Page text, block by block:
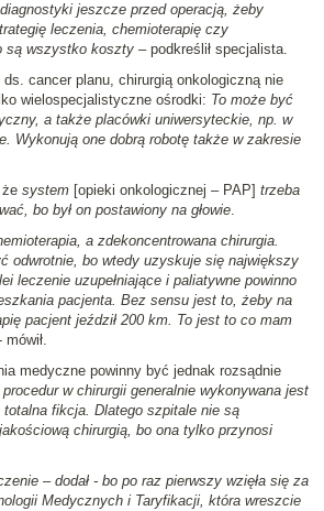
jeszcze przed operacją, żeby
leczenia, chemioterapię czy
są wszystko koszty – podkreślił specjalista.
ds. cancer planu, chirurgią onkologiczną nie
wielospecjalistyczne ośrodki: To może być
a także placówki uniwersyteckie, np. w
Wykonują one dobrą robotę także w zakresie
system [opieki onkologicznej – PAP] trzeba
bo był on postawiony na głowie.
a zdekoncentrowana chirurgia.
odwrotnie, bo wtedy uzyskuje się największy
leczenie uzupełniające i paliatywne powinno
pacjenta. Bez sensu jest to, żeby na
pacjent jeździł 200 km. To jest to co mam
mówił.
medyczne powinny być jednak rozsądnie
w chirurgii generalnie wykonywana jest
fikcja. Dlatego szpitale nie są
chirurgią, bo ona tylko przynosi
– dodał - bo po raz pierwszy wzięła się za
Medycznych i Taryfikacji, która wreszcie